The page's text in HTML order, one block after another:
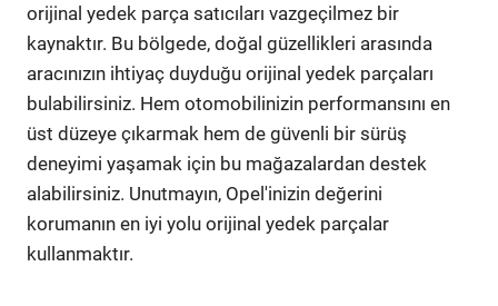
orijinal yedek parça satıcıları vazgeçilmez bir
kaynaktır. Bu bölgede, doğal güzellikleri arasında
aracınızın ihtiyaç duyduğu orijinal yedek parçaları
bulabilirsiniz. Hem otomobilinizin performansını en
üst düzeye çıkarmak hem de güvenli bir sürüş
deneyimi yaşamak için bu mağazalardan destek
alabilirsiniz. Unutmayın, Opel'inizin değerini
korumanın en iyi yolu orijinal yedek parçalar
kullanmaktır.